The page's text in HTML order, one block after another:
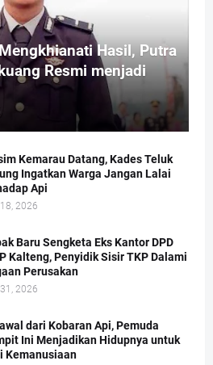
Hasil, Putra
Resmi menjadi
Kemarau Datang, Kades Teluk
Ingatkan Warga Jangan Lalai
Api
2026
Baru Sengketa Eks Kantor DPD
Kalteng, Penyidik Sisir TKP Dalami
Perusakan
2026
dari Kobaran Api, Pemuda
Ini Menjadikan Hidupnya untuk
Kemanusiaan